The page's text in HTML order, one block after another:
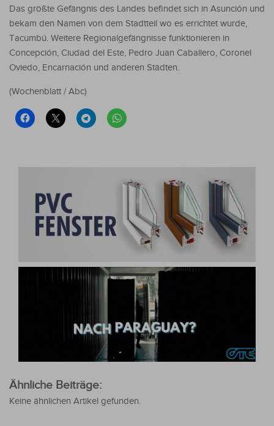
Das größte Gefängnis des Landes befindet sich in Asunción und
bekam den Namen von dem Stadtteil wo es errichtet wurde,
Tacumbú. Weitere Regionalgefängnisse funktionieren in
Concepción, Ciudad del Este, Pedro Juan Caballero, Coronel
Oviedo, Encarnación und anderen Städten.
(Wochenblatt / Abc)
Ähnliche Beiträge:
Keine ähnlichen Artikel gefunden.